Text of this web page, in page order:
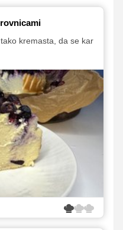
kremasta, da se kar